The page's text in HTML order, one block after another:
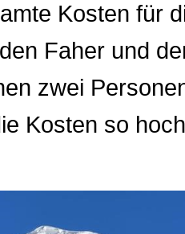
Kosten für
Faher und
zwei
Kosten so